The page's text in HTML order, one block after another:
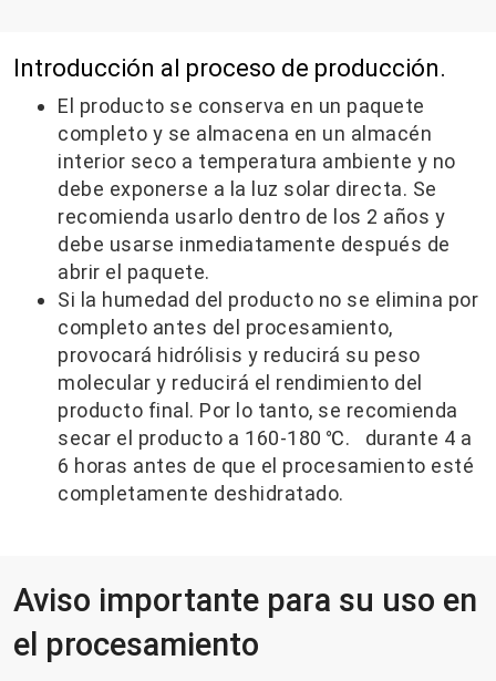
Introducción al proceso de producción.
El producto se conserva en un paquete
completo y se almacena en un almacén
interior seco a temperatura ambiente y no
debe exponerse a la luz solar directa. Se
recomienda usarlo dentro de los 2 años y
debe usarse inmediatamente después de
abrir el paquete.
Si la humedad del producto no se elimina por
completo antes del procesamiento,
provocará hidrólisis y reducirá su peso
molecular y reducirá el rendimiento del
producto final. Por lo tanto, se recomienda
secar el producto a 160-180 ℃. durante 4 a
6 horas antes de que el procesamiento esté
completamente deshidratado.
Aviso importante para su uso en
el procesamiento